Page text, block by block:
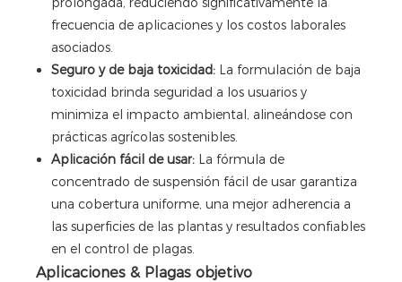
frecuencia de aplicaciones y los costos laborales
asociados.
Seguro y de baja toxicidad: La formulación de baja
toxicidad brinda seguridad a los usuarios y
minimiza el impacto ambiental, alineándose con
prácticas agrícolas sostenibles.
Aplicación fácil de usar: La fórmula de
concentrado de suspensión fácil de usar garantiza
una cobertura uniforme, una mejor adherencia a
las superficies de las plantas y resultados confiables
en el control de plagas.
Aplicaciones & Plagas objetivo